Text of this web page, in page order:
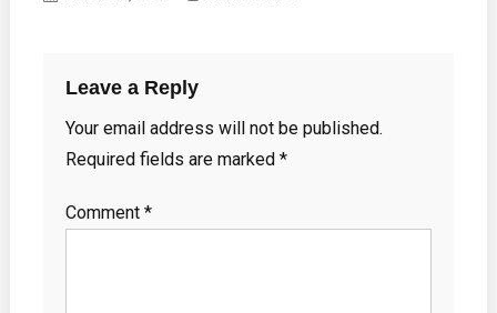
Leave a Reply
Your email address will not be published.
Required fields are marked *
Comment *